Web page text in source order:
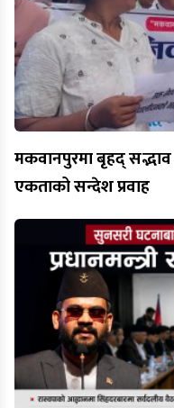
मकवानपुरमा बृहद् सद्भाव
एकताको सन्देश प्रवाह